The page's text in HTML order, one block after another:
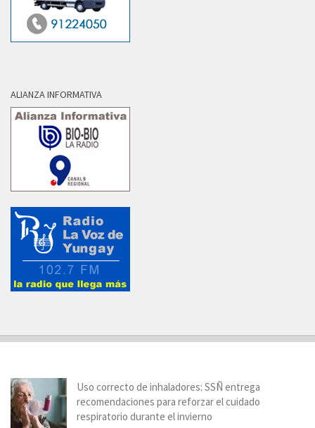
ALIANZA INFORMATIVA
Uso correcto de inhaladores: SSÑ entrega
recomendaciones para reforzar el cuidado
respiratorio durante el invierno